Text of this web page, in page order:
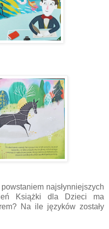
najsłynniejszych
Książki dla Dzieci ma
Na ile języków zostały